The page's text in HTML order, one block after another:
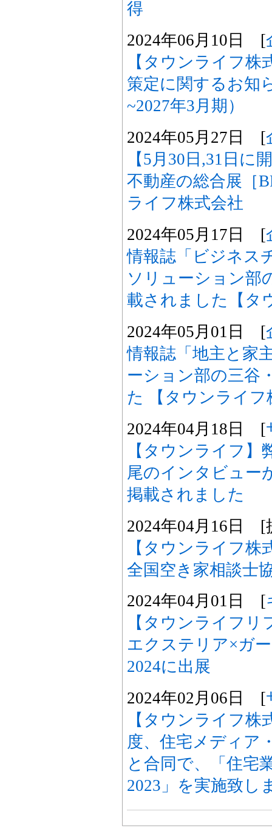
得
2024年06月10日 [
【タウンライフ株
策定に関するお知
~2027年3月期）
2024年05月27日 [
【5月30日,31日に
不動産の総合展［
ライフ株式会社
2024年05月17日 [
情報誌「ビジネス
ソリューション部
載されました【タ
2024年05月01日 [
情報誌「地主と家
ーション部の三谷
た 【タウンライフ
2024年04月18日 [
【タウンライフ】
尾のインタビュー
掲載されました
2024年04月16日 [
【タウンライフ株
全国空き家相談士
2024年04月01日 [
【タウンライフリ
エクステリア×ガ
2024に出展
2024年02月06日 [
【タウンライフ
度、住宅メディア
と合同で、「住宅
2023」を実施致し